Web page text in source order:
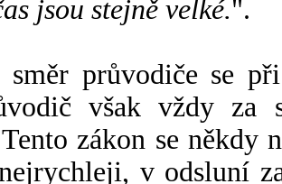
jsou stejně velké.".
průvodiče se
však vždy za
Tento zákon se někdy
v odsluní